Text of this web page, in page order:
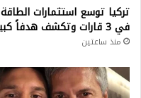
تركيا توسع استثمارات الطاقة
في 3 قارات وتكشف هدفاً كبيراً
منذ ساعتين